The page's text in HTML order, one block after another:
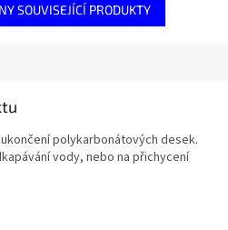
SOUVISEJÍCÍ PRODUKTY
polykarbonátových desek.
vody, nebo na přichycení